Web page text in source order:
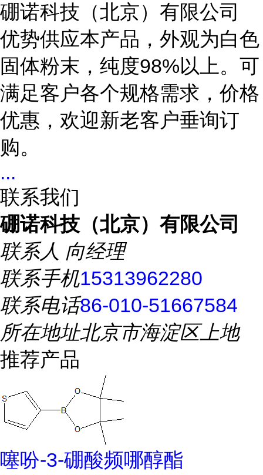
硼诺科技（北京）有限公司
优势供应本产品，外观为白色
固体粉末，纯度98%以上。可
满足客户各个规格需求，价格
优惠，欢迎新老客户垂询订
购。
...
联系我们
硼诺科技（北京）有限公司
联系人 向经理
联系手机15313962280
联系电话86-010-51667584
所在地址北京市海淀区上地
推荐产品
噻吩-3-硼酸频哪醇酯